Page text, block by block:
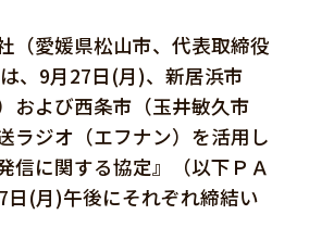
（愛媛県松山市、代表取締役
、9月27日(月)、新居浜市
および西条市（玉井敏久市
ラジオ（エフナン）を活用し
信に関する協定』（以下ＰＡ
日(月)午後にそれぞれ締結い